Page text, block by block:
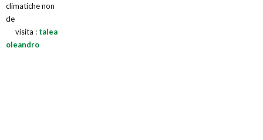
climatiche non
de
visita : talea
oleandro